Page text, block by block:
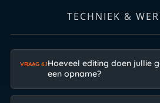
TECHNIEK &
VRAAG 6.1Hoeveel editing doen jullie
een opname?